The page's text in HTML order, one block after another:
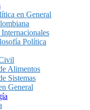
en General
Política
Alimentos
Sistemas
General